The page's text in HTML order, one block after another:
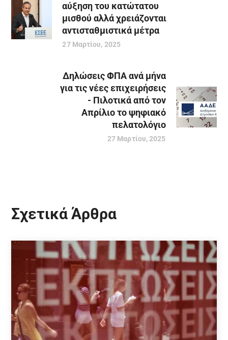
αύξηση του κατώτατου
μισθού αλλά χρειάζονται
αντισταθμιστικά μέτρα
27 Μαρτίου, 2025
Δηλώσεις ΦΠΑ ανά μήνα
για τις νέες επιχειρήσεις
- Πιλοτικά από τον
Απρίλιο το ψηφιακό
πελατολόγιο
27 Μαρτίου, 2025
Σχετικά Άρθρα